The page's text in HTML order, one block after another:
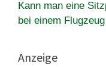
Kann man eine
bei einem
Anzeige